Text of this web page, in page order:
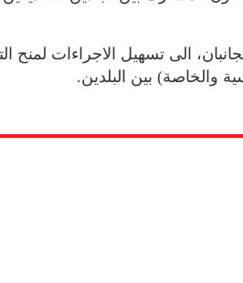
الى تسهيل الاجراءات لمنح
والخاصة) بين البلدين.